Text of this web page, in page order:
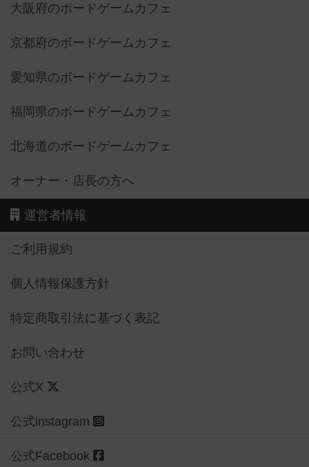
大阪府のボードゲームカフェ
京都府のボードゲームカフェ
愛知県のボードゲームカフェ
福岡県のボードゲームカフェ
北海道のボードゲームカフェ
オーナー・店長の方へ
運営者情報
ご利用規約
個人情報保護方針
特定商取引法に基づく表記
お問い合わせ
公式X
公式instagram
公式Facebook